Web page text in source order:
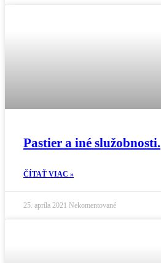
Pastier a iné služobnosti.
ČÍTAŤ VIAC »
25. apríla 2021 Nekomentované